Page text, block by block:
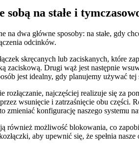
sobą na stałe i
dwa główne sposoby: na stałe, gdy
odcinków.
skręcanych lub zaciskanych, które
zaciskową. Drugi wąż jest następnie
jest idealny, gdy planujemy używać
rozłączanie, najczęściej realizuje się za
wsunięcie i zatrzaśnięcie obu
zmieniać konfigurację naszego
również możliwość blokowania, co
aby upewnić się, że spełnia